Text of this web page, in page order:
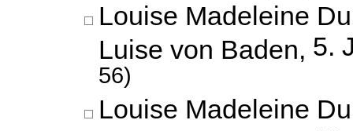
Louise Madeleine
Luise von Baden, 5.
56)
Louise Madeleine